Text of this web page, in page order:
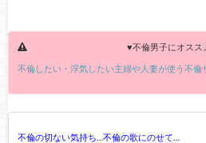
♥不倫男子にオスス
不倫したい・浮気したい主婦や人妻が使う不倫
不倫の切ない気持ち…不倫の歌にのせて…